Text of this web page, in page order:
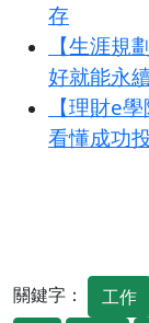
存
【生涯規
好就能永
【理財e
看懂成功
關鍵字： 工作